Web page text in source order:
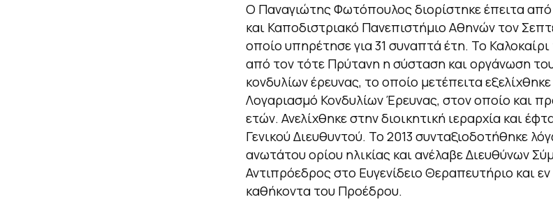
Ο Παναγιώτης Φωτόπουλος διορίστηκε έπειτα
και Καποδιστριακό Πανεπιστήμιο Αθηνών τον
οποίο υπηρέτησε για 31 συναπτά έτη. Το
από τον τότε Πρύτανη η σύσταση και οργάνωση
κονδυλίων έρευνας, το οποίο μετέπειτα
Λογαριασμό Κονδυλίων Έρευνας, στον οποίο και
ετών. Ανελίχθηκε στην διοικητική ιεραρχία και
Γενικού Διευθυντού. Το 2013 συνταξιοδοτήθηκε
ανωτάτου ορίου ηλικίας και ανέλαβε Διευθύνων
Αντιπρόεδρος στο Ευγενίδειο Θεραπευτήριο και
καθήκοντα του Προέδρου.